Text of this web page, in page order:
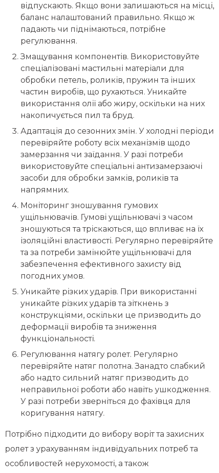
відпускають. Якщо вони залишаються на місці,
баланс налаштований правильно. Якщо ж
падають чи піднімаються, потрібне
регулювання.
Змащування компонентів. Використовуйте
спеціалізовані мастильні матеріали для
обробки петель, роликів, пружин та інших
частин виробів, що рухаються. Уникайте
використання олії або жиру, оскільки на них
накопичується пил та бруд.
Адаптація до сезонних змін. У холодні періоди
перевіряйте роботу всіх механізмів щодо
замерзання чи заїдання. У разі потреби
використовуйте спеціальні антизамерзаючі
засоби для обробки замків, роликів та
напрямних.
Моніторинг зношування гумових
ущільнювачів. Гумові ущільнювачі з часом
зношуються та тріскаються, що впливає на їх
ізоляційні властивості. Регулярно перевіряйте
та за потреби замінюйте ущільнювачі для
забезпечення ефективного захисту від
погодних умов.
Уникайте різких ударів. При використанні
уникайте різких ударів та зіткнень з
конструкціями, оскільки це призводить до
деформації виробів та зниження
функціональності.
Регулювання натягу ролет. Регулярно
перевіряйте натяг полотна. Занадто слабкий
або надто сильний натяг призводить до
неправильної роботи або навіть ушкодження.
У разі потреби зверніться до фахівця для
коригування натягу.
Потрібно підходити до вибору воріт та захисних
ролет з урахуванням індивідуальних потреб та
особливостей нерухомості, а також